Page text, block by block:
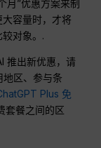
月”优惠方案来制
容量时，才将
对象。.
推出新优惠，请
区、参与条
Plus 免
套餐之间的区